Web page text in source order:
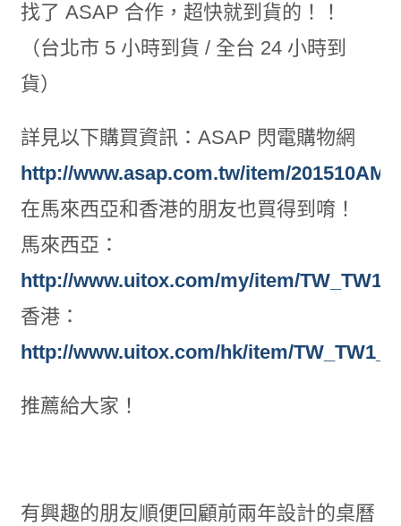
找了 ASAP 合作，超快就到貨的！！
（台北市 5 小時到貨 / 全台 24 小時到
貨）
詳見以下購買資訊：ASAP 閃電購物網
http://www.asap.com.tw/item/
在馬來西亞和香港的朋友也買得到唷！
馬來西亞：
http://www.uitox.com/my/item/
香港：
http://www.uitox.com/hk/item/
推薦給大家！
有興趣的朋友順便回顧前兩年設計的桌曆